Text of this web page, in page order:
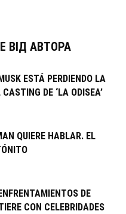
ВІД АВТОРА
ESTÁ PERDIENDO LA
DE ‘LA ODISEA’
QUIERE HABLAR. EL
DE
CON CELEBRIDADES